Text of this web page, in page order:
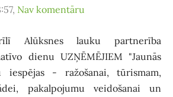
Nav komentāru
Alūksnes lauku partnerība
dienu UZŅĒMĒJIEM "Jaunās
iespējas - ražošanai, tūrismam,
pakalpojumu veidošanai un